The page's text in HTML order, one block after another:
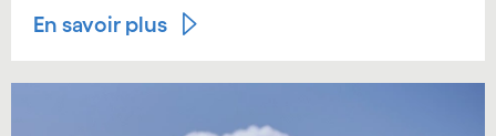
En savoir plus